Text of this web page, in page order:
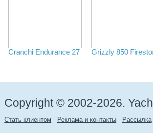
Cranchi Endurance 27 Grizzly 850
Copyright © 2002-2026.
Стать клиентом Реклама и контакты Рассылка